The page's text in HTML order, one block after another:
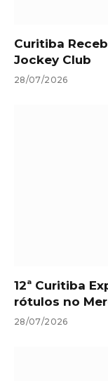
Curitiba
Jockey Club
28/07/2026
12ª Curitiba
rótulos no
28/07/2026